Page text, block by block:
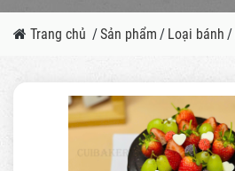
Trang chủ /Sản phẩm / Loại bánh /